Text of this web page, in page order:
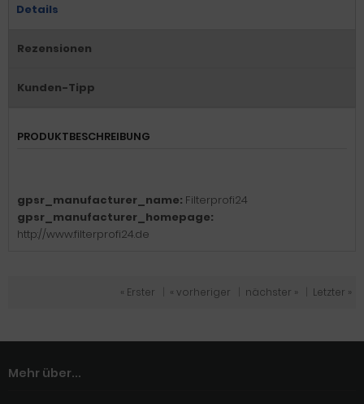
Details
Rezensionen
Kunden-Tipp
PRODUKTBESCHREIBUNG
gpsr_manufacturer_name: Filterprofi24
gpsr_manufacturer_homepage:
http://www.filterprofi24.de
« Erster « vorheriger nächster » Letzter »
Mehr über...